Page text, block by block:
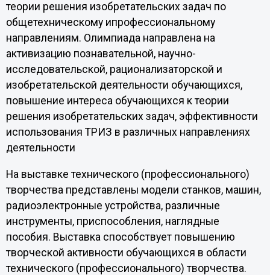
теории решения изобретательских задач по
общетехническому ипрофессиональному
направлениям. Олимпиада направлена на
активизацию познавательной, научно-
исследовательской, рационализаторской и
изобретательской деятельности обучающихся,
повышение интереса обучающихся к теории
решения изобретательских задач, эффективности
использования ТРИЗ в различных направлениях
деятельности
На выставке технического (профессионального)
творчества представлены модели станков, машин,
радиоэлектронные устройства, различные
инструменты, приспособления, наглядные
пособия. Выставка способствует повышению
творческой активности обучающихся в области
технического (профессионального) творчества.